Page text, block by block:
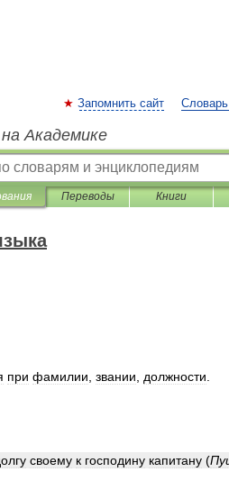
Запомнить сайт
Академике
Переводы Книги
при фамилии звании должности
своему к господину капитану (